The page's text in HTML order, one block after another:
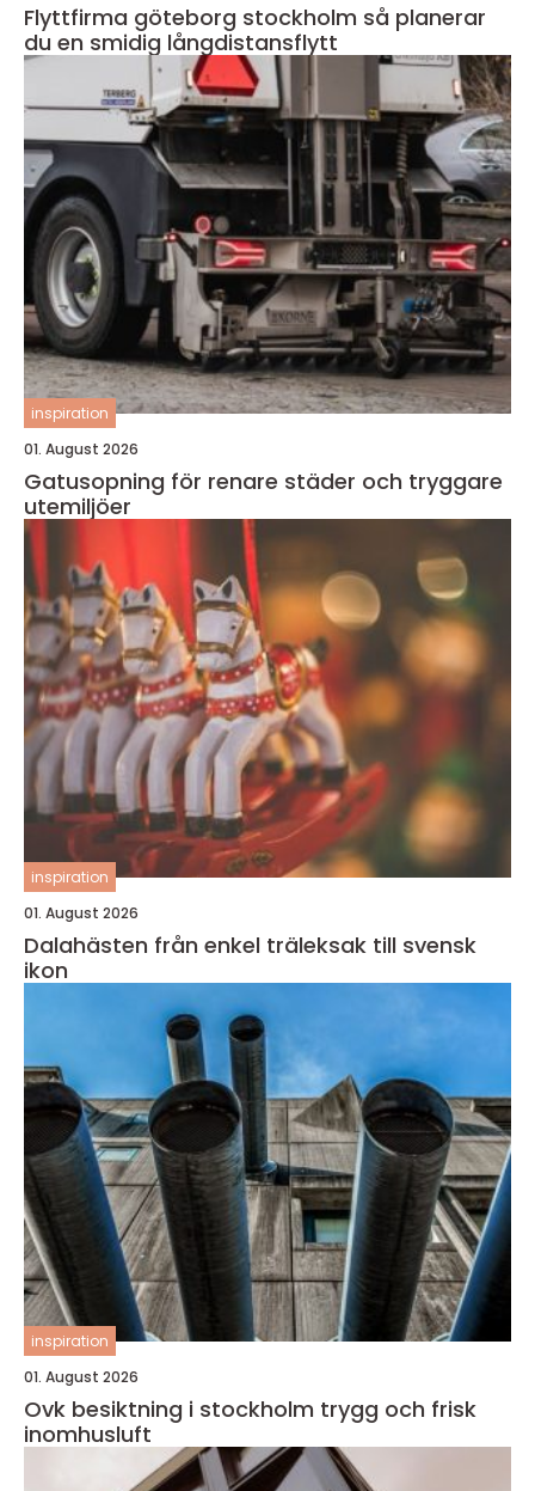
Flyttfirma göteborg stockholm så planerar
du en smidig långdistansflytt
inspiration
01. August 2026
Gatusopning för renare städer och tryggare
utemiljöer
inspiration
01. August 2026
Dalahästen från enkel träleksak till svensk
ikon
inspiration
01. August 2026
Ovk besiktning i stockholm trygg och frisk
inomhusluft